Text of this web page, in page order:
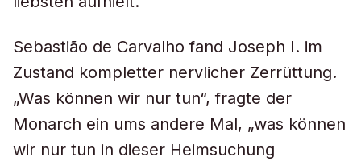
Sebastião de Carvalho fand Joseph I. im
Zustand kompletter nervlicher Zerrüttung.
„Was können wir nur tun“, fragte der
Monarch ein ums andere Mal, „was können
wir nur tun in dieser Heimsuchung